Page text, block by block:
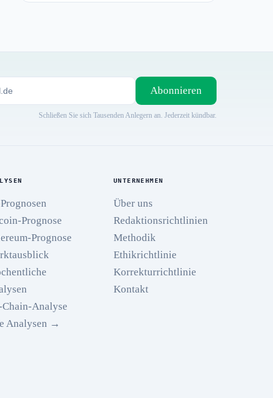
Abonnieren
Schließen Sie sich Tausenden Anlegern an. Jederzeit kündbar.
Prognose
Prognose
Chain-Analyse
Analysen →
UNTERNEHMEN
Über uns
Redaktionsrichtlinien
Methodik
Ethikrichtlinie
Korrekturrichtlinie
Kontakt